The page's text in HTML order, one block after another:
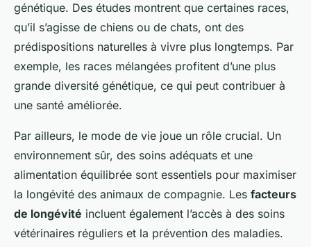
génétique. Des études montrent que certaines races,
qu’il s’agisse de chiens ou de chats, ont des
prédispositions naturelles à vivre plus longtemps. Par
exemple, les races mélangées profitent d’une plus
grande diversité génétique, ce qui peut contribuer à
une santé améliorée.
Par ailleurs, le mode de vie joue un rôle crucial. Un
environnement sûr, des soins adéquats et une
alimentation équilibrée sont essentiels pour maximiser
la longévité des animaux de compagnie. Les facteurs
de longévité incluent également l’accès à des soins
vétérinaires réguliers et la prévention des maladies.